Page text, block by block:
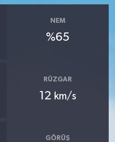
NEM
%65
RÜZGAR
12 km/s
GÖRÜŞ